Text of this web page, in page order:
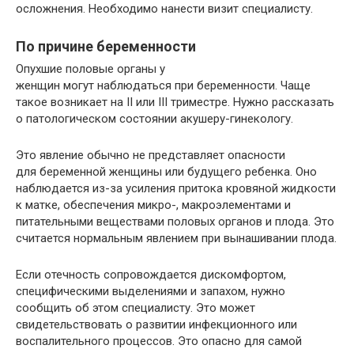
осложнения. Необходимо нанести визит специалисту.
По причине беременности
Опухшие половые органы у
женщин могут наблюдаться при беременности. Чаще
такое возникает на II или III триместре. Нужно рассказать
о патологическом состоянии акушеру-гинекологу.
Это явление обычно не представляет опасности
для беременной женщины или будущего ребенка. Оно
наблюдается из-за усиления притока кровяной жидкости
к матке, обеспечения микро-, макроэлементами и
питательными веществами половых органов и плода. Это
считается нормальным явлением при вынашивании плода.
Если отечность сопровождается дискомфортом,
специфическими выделениями и запахом, нужно
сообщить об этом специалисту. Это может
свидетельствовать о развитии инфекционного или
воспалительного процессов. Это опасно для самой